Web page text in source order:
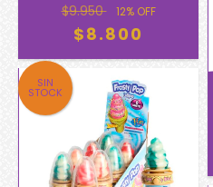
$9.950 12% OFF
$8.800
SIN
STOCK